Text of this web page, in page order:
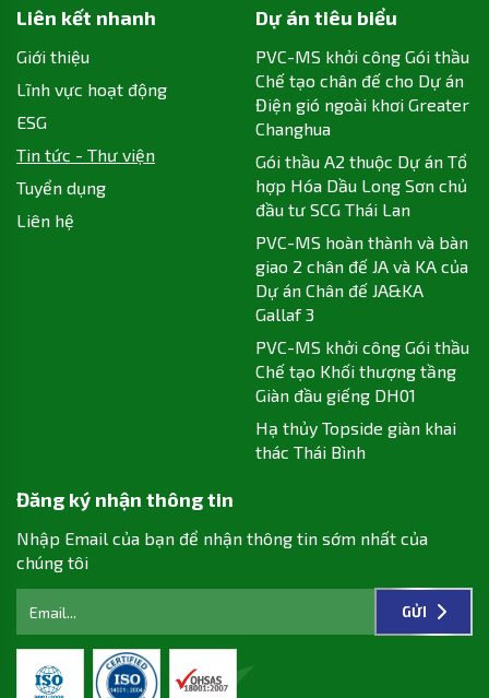
Liên kết nhanh
Giới thiệu
Lĩnh vực hoạt động
ESG
Tin tức - Thư viện
Tuyển dụng
Liên hệ
Dự án tiêu biểu
PVC-MS khởi công Gói thầu
Chế tạo chân đế cho Dự án
Điện gió ngoài khơi Greater
Changhua
Gói thầu A2 thuộc Dự án Tổ
hợp Hóa Dầu Long Sơn chủ
đầu tư SCG Thái Lan
PVC-MS hoàn thành và bàn
giao 2 chân đế JA và KA của
Dự án Chân đế JA&KA
Gallaf 3
PVC-MS khởi công Gói thầu
Chế tạo Khối thượng tầng
Giàn đầu giếng DH01
Hạ thủy Topside giàn khai
thác Thái Bình
Đăng ký nhận thông tin
Nhập Email của bạn để nhận thông tin sớm nhất của
chúng tôi
GỬI